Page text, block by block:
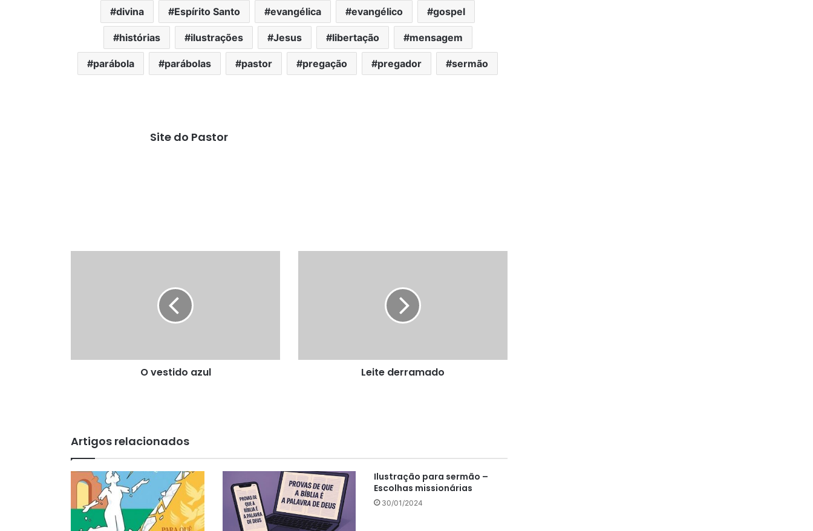
divina Espírito Santo evangélica evangélico gospel
histórias ilustrações Jesus libertação mensagem
parábola parábolas pastor pregação pregador sermão
Site do Pastor
O vestido azul Leite derramado
Artigos relacionados
Ilustração para sermão –
Escolhas missionárias
30/01/2024